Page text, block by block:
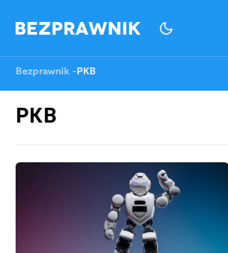
Bezprawnik - PKB
PKB